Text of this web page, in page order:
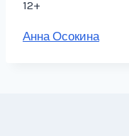
12+
Метки
Анна Осокина